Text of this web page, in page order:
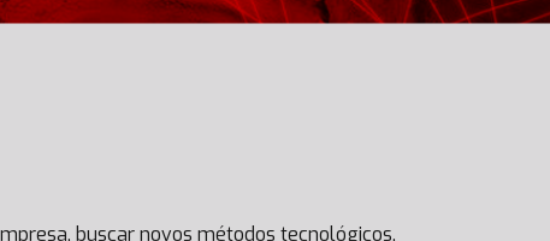
buscar novos métodos tecnológicos,